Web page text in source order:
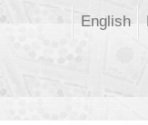
English